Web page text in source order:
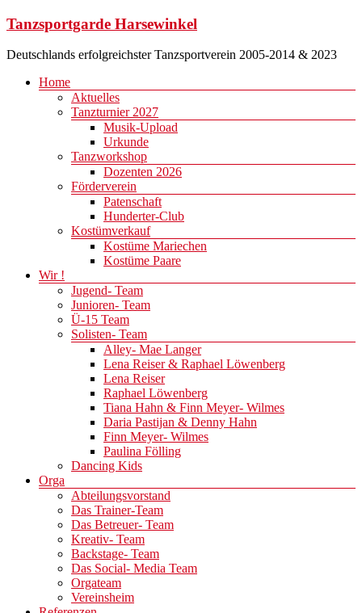
Zum
springen
Tanzsportgarde Harsewinkel
Deutschlands erfolgreichster Tanzsportverein 2005-2014 & 2023
Menü
Home
Aktuelles
Tanzturnier 2027
Musik-Upload
Urkunde
Tanzworkshop
Dozenten 2026
Förderverein
Patenschaft
Hunderter-Club
Kostümverkauf
Kostüme Mariechen
Kostüme Paare
Wir !
Jugend- Team
Junioren- Team
Ü-15 Team
Solisten- Team
Alley- Mae Langer
Lena Reiser & Raphael Löwenberg
Lena Reiser
Raphael Löwenberg
Tiana Hahn & Finn Meyer- Wilmes
Daria Pastijan & Denny Hahn
Finn Meyer- Wilmes
Paulina Fölling
Dancing Kids
Orga
Abteilungsvorstand
Das Trainer-Team
Das Betreuer- Team
Kreativ- Team
Backstage- Team
Das Social- Media Team
Orgateam
Vereinsheim